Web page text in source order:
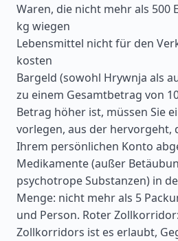
Waren, die nicht mehr als 500
kg wiegen
Lebensmittel nicht für den
kosten
Bargeld (sowohl Hrywnja als
zu einem Gesamtbetrag von
Betrag höher ist, müssen Sie
vorlegen, aus der hervorgeht,
Ihrem persönlichen Konto
Medikamente (außer
psychotrope Substanzen) in
Menge: nicht mehr als 5
und Person. Roter
Zollkorridors ist es erlaubt,